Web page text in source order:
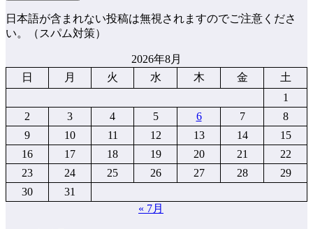
日本語が含まれない投稿は無視されますのでご注意くださ
い。（スパム対策）
2026年8月
日
月 火 水 木 金
土
1
2
3 4 5 6 7
8
9
10 11 12 13 14
15
16
17 18 19 20 21
22
23
24 25 26 27 28
29
30
31
« 7月